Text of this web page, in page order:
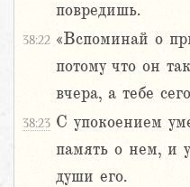
повредишь.
38:22 «Вспоминай о
потому что он
вчера, а тебе
38:23 С упокоением
память о нем, и
души его.